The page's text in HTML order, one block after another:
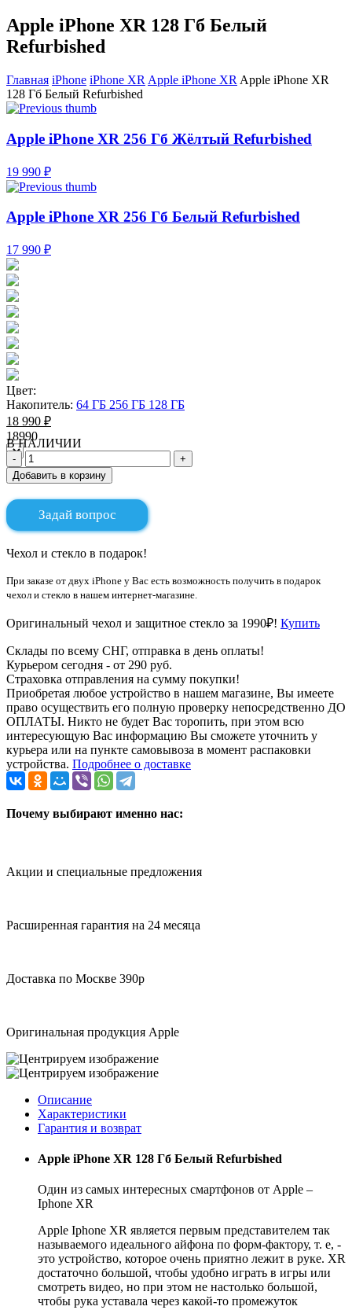
Apple iPhone XR 128 Гб Белый
Refurbished
Главная iPhone iPhone XR Apple iPhone XR Apple iPhone XR
128 Гб Белый Refurbished
Apple iPhone XR 256 Гб Жёлтый Refurbished
19 990 ₽
Apple iPhone XR 256 Гб Белый Refurbished
17 990 ₽
Цвет:
Накопитель: 64 ГБ 256 ГБ 128 ГБ
18 990 ₽
18990
В НАЛИЧИИ
Добавить в корзину
Задай вопрос
Чехол и стекло в подарок!
При заказе от двух iPhone у Вас есть возможность получить в подарок
чехол и стекло в нашем интернет-магазине.
Оригинальный чехол и защитное стекло за 1990₽! Купить
Склады по всему СНГ, отправка в день оплаты!
Курьером сегодня - от 290 руб.
Страховка отправления на сумму покупки!
Приобретая любое устройство в нашем магазине, Вы имеете
право осуществить его полную проверку непосредственно ДО
ОПЛАТЫ. Никто не будет Вас торопить, при этом всю
интересующую Вас информацию Вы сможете уточнить у
курьера или на пункте самовывоза в момент распаковки
устройства. Подробнее о доставке
Почему выбирают именно нас:
Акции и специальные предложения
Расширенная гарантия на 24 месяца
Доставка по Москве 390р
Оригинальная продукция Apple
Описание
Характеристики
Гарантия и возврат
Apple iPhone XR 128 Гб Белый Refurbished
Один из самых интересных смартфонов от Apple –
Iphone XR
Apple Iphone XR является первым представителем так
называемого идеального айфона по форм-фактору, т. е, -
это устройство, которое очень приятно лежит в руке. XR
достаточно большой, чтобы удобно играть в игры или
смотреть видео, но при этом не настолько большой,
чтобы рука уставала через какой-то промежуток